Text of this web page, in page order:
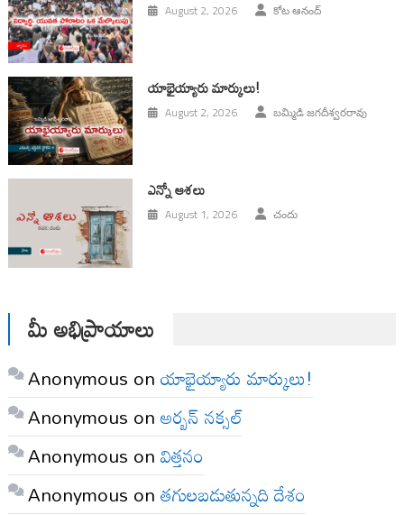
August 2, 2026 కోట ఆనంద్
యాభైయ్యారు మార్కులు!
August 2, 2026 బమ్మిడి జగదీశ్వరరావు
ఎన్నో ఆశలు
August 1, 2026 చందు
మీ అభిప్రాయాలు
Anonymous onయాభైయ్యారు మార్కులు!
Anonymous onఅర్బన్ నక్సల్
Anonymous onవిత్తనం
Anonymous onతగులబడుతున్నది దేశం